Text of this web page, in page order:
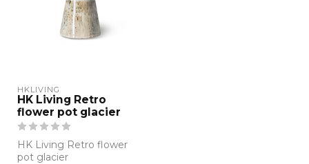
HKLIVING
HK Living Retro
flower pot glacier
HK Living Retro flower
pot glacier